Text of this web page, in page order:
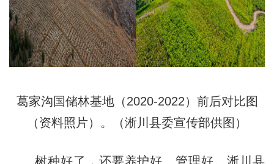
葛家沟国储林基地（2020-2022）前后对比图
（资料照片）。（淅川县委宣传部供图）
树种好了，还要养护好、管理好。淅川县